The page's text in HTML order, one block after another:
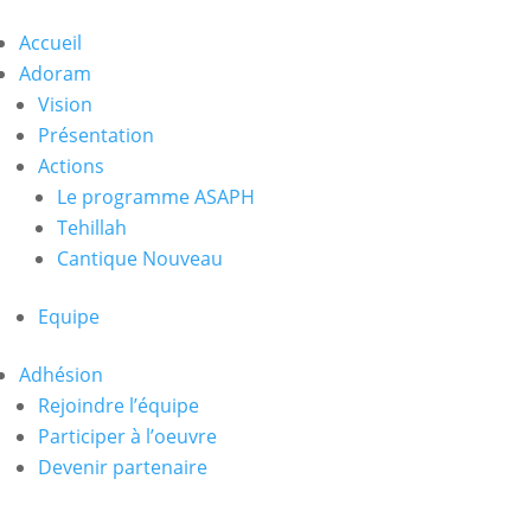
Accueil
Adoram
Vision
Présentation
Actions
Le programme ASAPH
Tehillah
Cantique Nouveau
Equipe
Adhésion
Rejoindre l’équipe
Participer à l’oeuvre
Devenir partenaire